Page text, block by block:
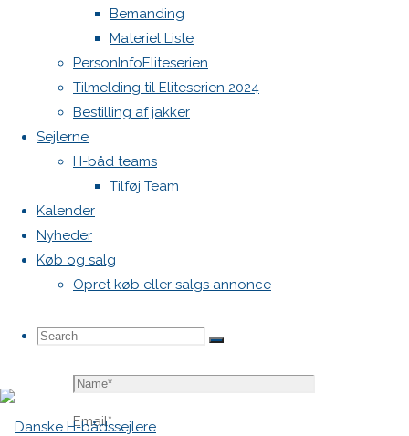
Bemanding
Materiel Liste
PersonInfoEliteserien
Tilmelding til Eliteserien 2024
Bestilling af jakker
Sejlerne
H-båd teams
Tilføj Team
Kalender
Nyheder
Køb og salg
Opret køb eller salgs annonce
Search
Search
Search
vil ikke
blive
publiceret.
Krævede
felter er
markeret
med*
Comment
Email*